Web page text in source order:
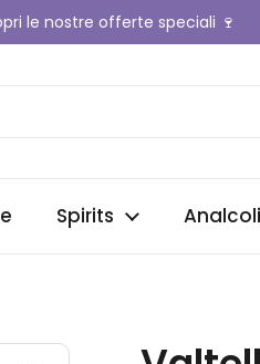
le nostre offerte speciali 🍷
Spirits